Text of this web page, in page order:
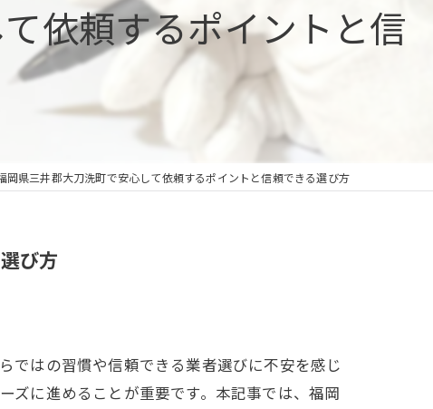
片付け
ゴミ屋敷
依頼するポイントと信
岡県三井郡大刀洗町で安心して依頼するポイントと信頼できる選び方
び方
ではの習慣や信頼できる業者選びに不安を感じ
ズに進めることが重要です。本記事では、福岡